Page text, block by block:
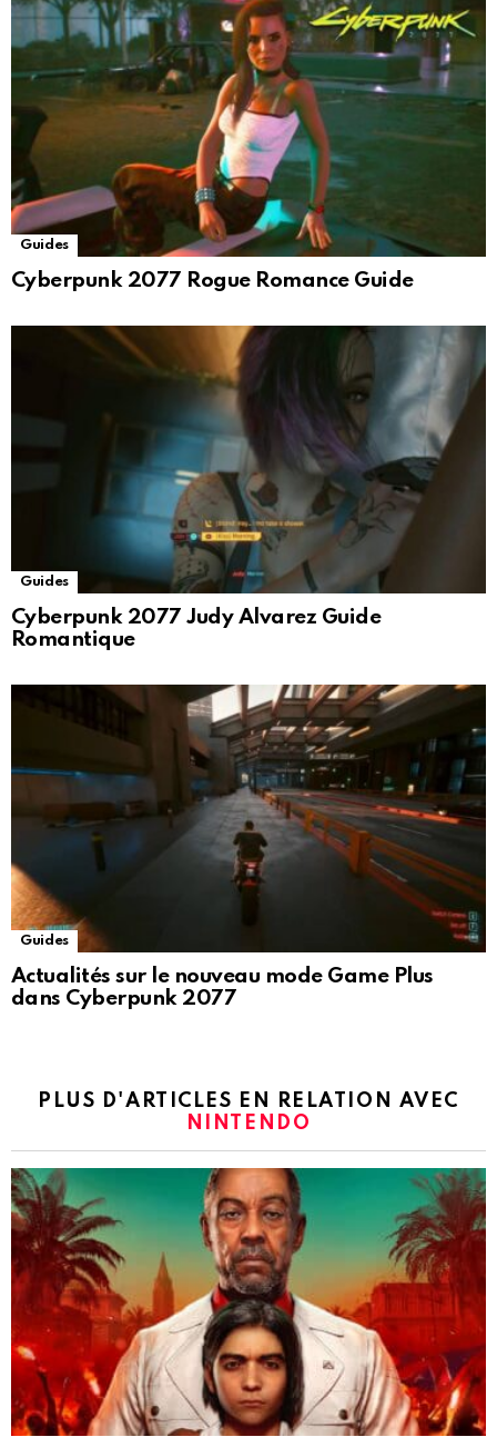
Guides
Cyberpunk 2077 Rogue Romance Guide
Guides
Cyberpunk 2077 Judy Alvarez Guide
Romantique
Guides
Actualités sur le nouveau mode Game Plus
dans Cyberpunk 2077
PLUS D'ARTICLES EN RELATION AVEC
NINTENDO